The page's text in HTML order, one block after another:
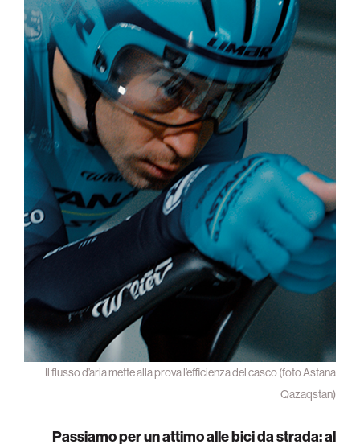
Il flusso d’aria mette alla prova l’efficienza del casco (foto Astana
Qazaqstan)
Passiamo per un attimo alle bici da strada: al